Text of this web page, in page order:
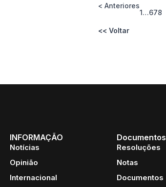
< Anteriores
1…678
<< Voltar
INFORMAÇÃO
Notícias
Opinião
Internacional
Documentos
Resoluções
Notas
Documentos